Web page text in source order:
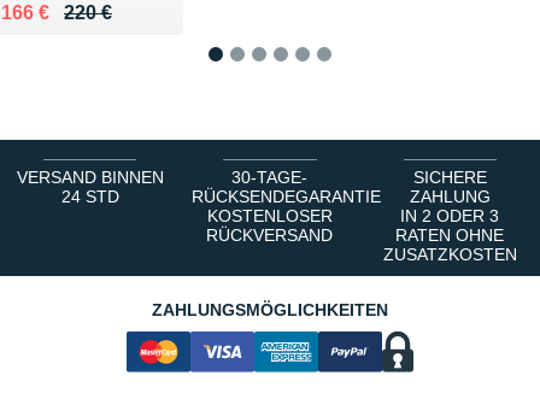
220 €
Au lieu de 220 €
166 €
Vendu 166 €
VERSAND BINNEN
24 STD
30-TAGE-
RÜCKSENDEGARANTIE
KOSTENLOSER
RÜCKVERSAND
SICHERE
ZAHLUNG
IN 2 ODER 3
RATEN OHNE
ZUSATZKOSTEN
ZAHLUNGSMÖGLICHKEITEN